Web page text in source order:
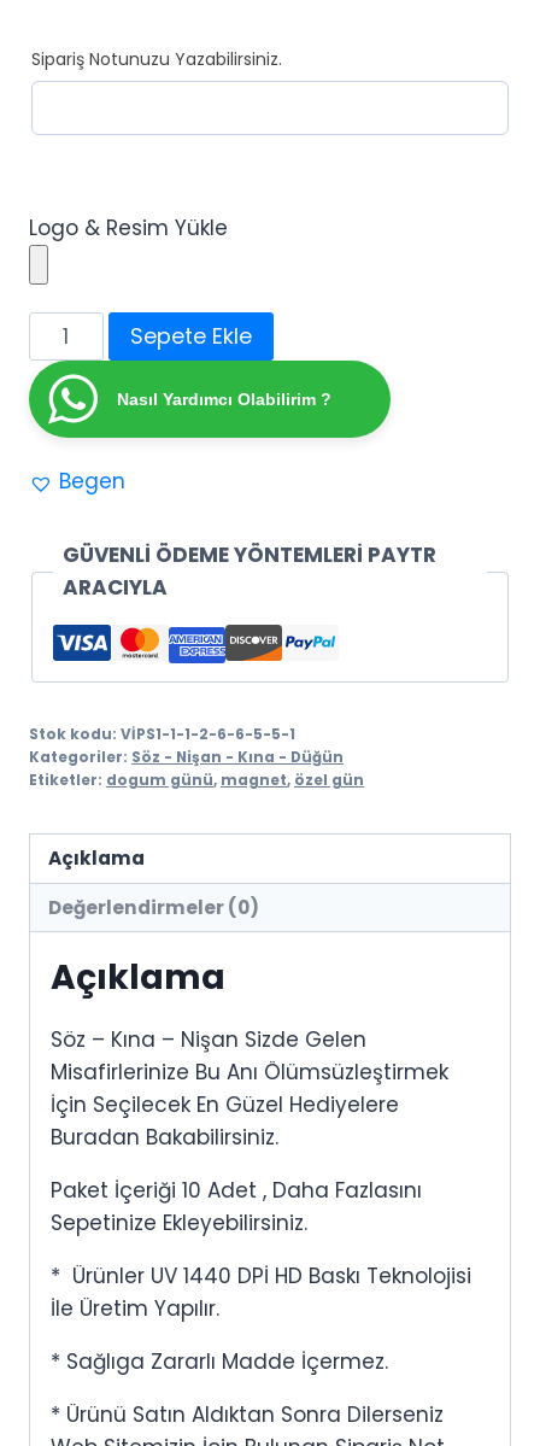
500,00₺.fiyat:
Sipariş Notunuzu Yazabilirsiniz.
Logo & Resim Yükle
-
Kına
-
Hatıra
Hediyelik
adet)
adet
Sepete Ekle
Nasıl Yardımcı Olabilirim ?
Begen
GÜVENLİ ÖDEME YÖNTEMLERİ PAYTR
ARACIYLA
Stok kodu: VİPS1-1-1-2-6-6-5-5-1
Kategoriler: Söz - Nişan - Kına - Düğün
Etiketler: dogum günü, magnet, özel gün
Açıklama
Değerlendirmeler (0)
Açıklama
Söz – Kına – Nişan Sizde Gelen
Misafirlerinize Bu Anı Ölümsüzleştirmek
İçin Seçilecek En Güzel Hediyelere
Buradan Bakabilirsiniz.
Paket İçeriği 10 Adet , Daha Fazlasını
Sepetinize Ekleyebilirsiniz.
* Ürünler UV 1440 DPİ HD Baskı Teknolojisi
İle Üretim Yapılır.
* Sağlıga Zararlı Madde İçermez.
* Ürünü Satın Aldıktan Sonra Dilerseniz